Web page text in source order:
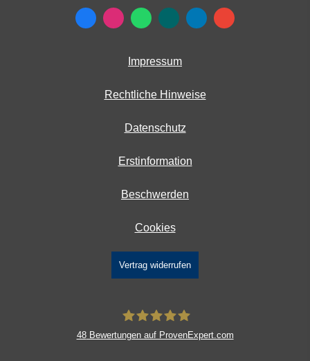
Impressum
Rechtliche Hinweise
Datenschutz
Erstinformation
Beschwerden
Cookies
Vertrag widerrufen
48Bewertungen auf ProvenExpert.com